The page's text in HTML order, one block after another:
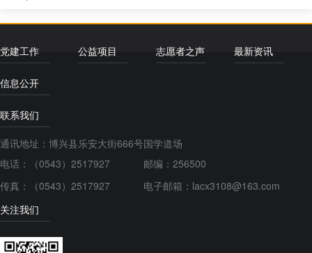
党建工作 公益项目 志愿者之声 最新资讯
信息公开
联系我们
通讯地址：博兴县乐安大街666号国学道场
电话：
（0543）2517927
邮编：256500
传真：
（0543）2517927
电子邮箱：lacx3108@163.com
关注我们